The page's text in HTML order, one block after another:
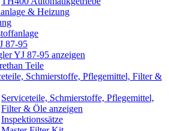
& Heizung
87-95
YJ 87-95 anzeigen
Teile
Schmierstoffe, Pflegemittel, Filter &
Serviceteile, Schmierstoffe, Pflegemittel,
Filter & Öle anzeigen
Inspektionssätze